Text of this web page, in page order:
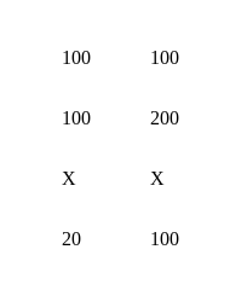
100 100
100 200
X X
20 100